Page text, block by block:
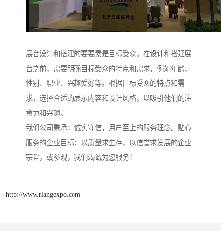
展台设计和搭建的要要素是目标受众。在设计和搭建展
台之前，需要明确目标受众的特点和需求，例如年龄、
性别、职业、兴趣爱好等。根据目标受众的特点和需
求，选择合适的展示内容和设计风格，以吸引他们的注
意力和兴趣。
我们公司秉承：诚实守信，用户至上的服务理念。贴心
服务的企业目标：以质量求生存，以信誉求发展的企业
宗旨，或参观，我们竭诚为您服务！
http://www.rlangexpo.com